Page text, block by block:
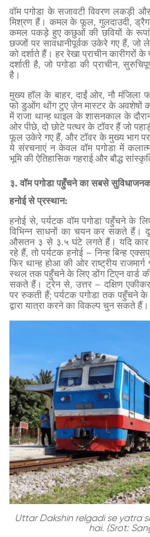
वॉम पगोडा के सजावटी विवरण लकड़ी
मिश्रण हैं। कमल के फूल, गुलदाउदी,
कमल पकड़े हुए कछुओं की छवियों के
छज्जों पर सावधानीपूर्वक उकेरे गए हैं,
को दर्शाते हैं। हर रेखा प्राचीन कारीगरों
दर्शाती है, जो पगोडा की प्राचीन,
है।
मुख्य हॉल के बाहर, दाईं ओर, नौ मंजिला
फो डुओंग थोंग टुए ज़ेन मास्टर के अवशेषों
में राजा थान्ह थाइल के शासनकाल के
ओर पीछे, दो छोटे पत्थर के टॉवर हैं जो
फूल उकेरे गए हैं, और टॉवर के मुख्य भाग पर
ये संरचनाएं न केवल वॉम पगोडा में
भूमि की ऐतिहासिक गहराई और बौद्ध
३. वॉम पगोडा पहुँचने का सबसे
हनोई से प्रस्थान:
हनोई से, पर्यटक वॉम पगोडा पहुँचने के
विभिन्न साधनों का चयन कर सकते हैं।
औसतन ३ से ३.५ घंटे लगते हैं। यदि कार
रहे हैं, तो पर्यटक हनोई – निन्ह बिन्ह
फिर थान्ह होआ की ओर राष्ट्रीय
स्थल तक पहुँचने के लिए डोंग टिएन वार्ड
सकते हैं। ट्रेन से, उत्तर – दक्षिण
पर रुकती हैं; पर्यटक पगोडा तक पहुँचने के
द्वारा यात्रा करने का विकल्प चुन सकते हैं।
Uttar Dakshin relgadi se yatra
hai. (Srot: